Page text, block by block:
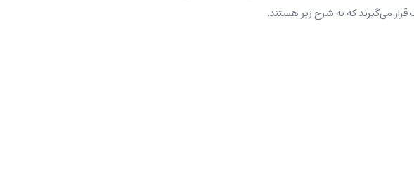
قرار می‌گیرند که به شرح زیر هستند.